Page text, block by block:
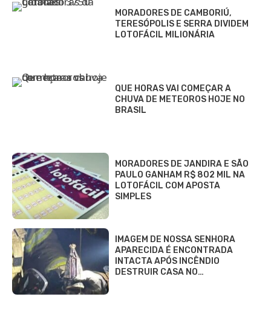
MORADORES DE CAMBORIÚ,
TERESÓPOLIS E SERRA DIVIDEM
LOTOFÁCIL MILIONÁRIA
QUE HORAS VAI COMEÇAR A
CHUVA DE METEOROS HOJE NO
BRASIL
MORADORES DE JANDIRA E SÃO
PAULO GANHAM R$ 802 MIL NA
LOTOFÁCIL COM APOSTA
SIMPLES
IMAGEM DE NOSSA SENHORA
APARECIDA É ENCONTRADA
INTACTA APÓS INCÊNDIO
DESTRUIR CASA NO…